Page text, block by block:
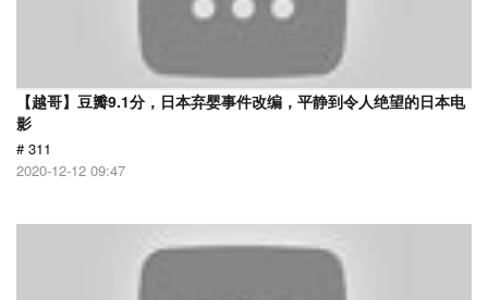
【越哥】豆瓣9.1分，日本弃婴事件改编，平静到令人绝望的日本电
影
# 311
2020-12-12 09:47